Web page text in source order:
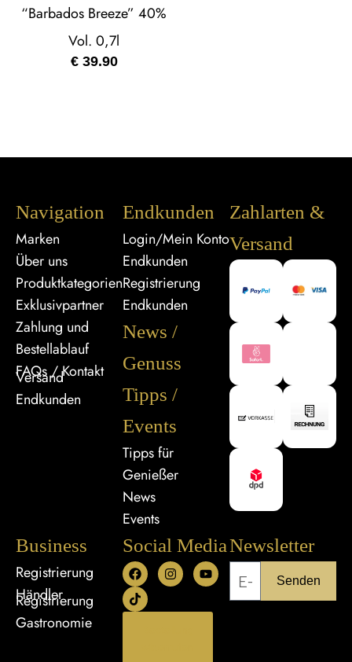
“Barbados Breeze” 40%
Vol. 0,7l
€39.90
Navigation
Marken
Über uns
Produktkategorien
Exklusivpartner
Zahlung und
Bestellablauf
FAQs / Kontakt
Versand
Endkunden
Endkunden
Login/Mein Konto
Endkunden
Registrierung
Endkunden
News /
Genuss
Tipps /
Events
Tipps für
Genießer
News
Events
Zahlarten &
Versand
Business
Registrierung
Händler
Registrierung
Gastronomie
Social MediaNewsletter
Senden